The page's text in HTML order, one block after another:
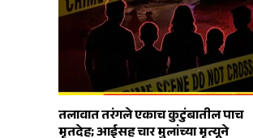
तलावात तरंगले एकाच कुटुंबातील पाच
मृतदेह; आईसह चार मुलांच्या मृत्यूने